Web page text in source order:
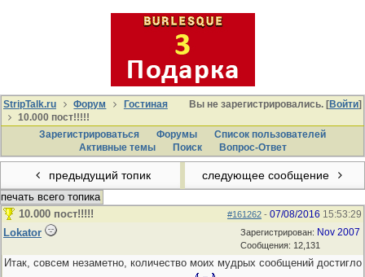
Вы не зарегистрировались. [Войти]
StripTalk.ru Форум
Гостиная
10.000 пост!!!!!
Зарегистрироваться
Форумы
Список пользователей
Активные темы
Поиcк Вопрос-Ответ
предыдущий топик следующее сообщение
печать всего топика
#161262 - 07/08/2016 15:53:29
10.000 пост!!!!!
Зарегистрирован: Nov 2007
Сообщения: 12,131
Lokator
Итак, совсем незаметно, количество моих мудрых сообщений достигло